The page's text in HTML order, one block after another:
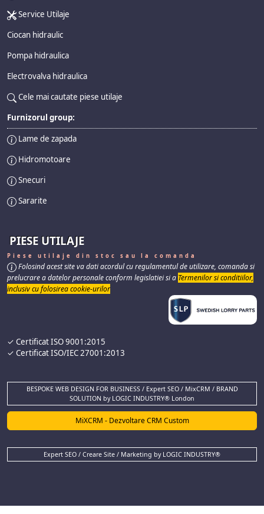
Service Utilaje
Ciocan hidraulic
Pompa hidraulica
Electrovalva hidraulica
Cele mai cautate piese utilaje
Furnizorul group:
Lame de zapada
Hidromotoare
Snecuri
Sararite
PIESE UTILAJE
Piese utilaje din stoc sau la comanda
Folosind acest site va dati acordul cu regulamentul de utilizare, comanda si
prelucrare a datelor personale conform legislatiei si a Termenilor si conditiilor,
inclusiv cu folosirea cookie-urilor
✓ Certificat ISO 9001:2015
✓ Certificat ISO/IEC 27001:2013
BESPOKE WEB DESIGN FOR BUSINESS / Expert SEO / MixCRM / BRAND
SOLUTION by LOGIC INDUSTRY® London
MiXCRM - Dezvoltare CRM Custom
Expert SEO / Creare Site / Marketing by LOGIC INDUSTRY®